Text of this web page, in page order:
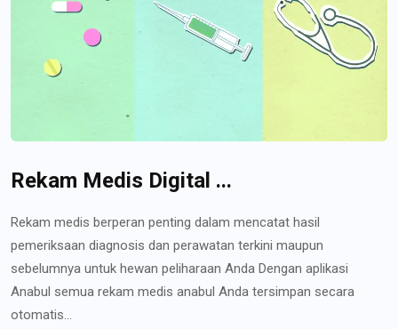
Rekam Medis Digital ...
Rekam medis berperan penting dalam mencatat hasil
pemeriksaan diagnosis dan perawatan terkini maupun
sebelumnya untuk hewan peliharaan Anda Dengan aplikasi
Anabul semua rekam medis anabul Anda tersimpan secara
otomatis...